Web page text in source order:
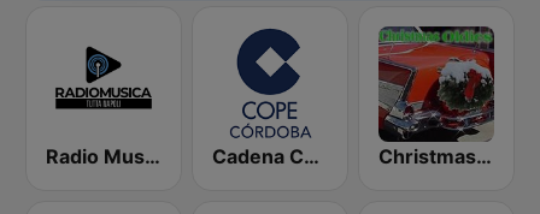
Radio Musica Tutta Napoli Cadena COPE Córdoba Christmas Oldies